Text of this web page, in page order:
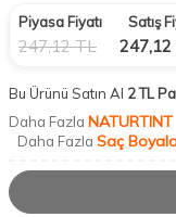
Piyasa Fiyatı
247,12TL
Satış
247,12
Bu Ürünü Satın Al 2 TL
Daha Fazla NATURTINT
Daha Fazla Saç